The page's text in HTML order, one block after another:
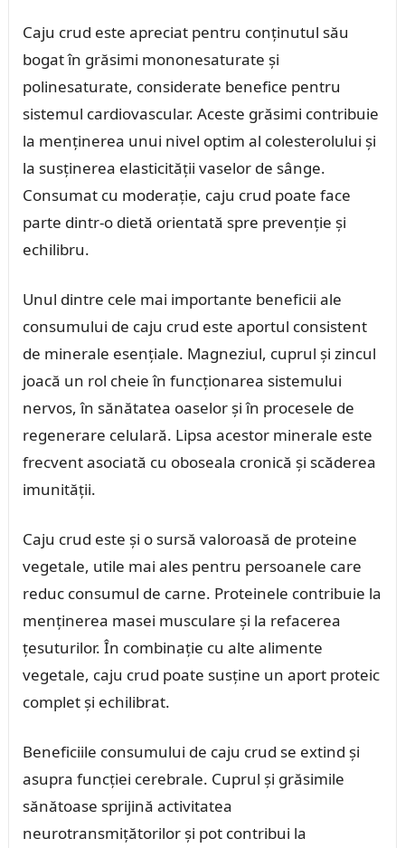
Caju crud este apreciat pentru conținutul său
bogat în grăsimi mononesaturate și
polinesaturate, considerate benefice pentru
sistemul cardiovascular. Aceste grăsimi contribuie
la menținerea unui nivel optim al colesterolului și
la susținerea elasticității vaselor de sânge.
Consumat cu moderație, caju crud poate face
parte dintr-o dietă orientată spre prevenție și
echilibru.
Unul dintre cele mai importante beneficii ale
consumului de caju crud este aportul consistent
de minerale esențiale. Magneziul, cuprul și zincul
joacă un rol cheie în funcționarea sistemului
nervos, în sănătatea oaselor și în procesele de
regenerare celulară. Lipsa acestor minerale este
frecvent asociată cu oboseala cronică și scăderea
imunității.
Caju crud este și o sursă valoroasă de proteine
vegetale, utile mai ales pentru persoanele care
reduc consumul de carne. Proteinele contribuie la
menținerea masei musculare și la refacerea
țesuturilor. În combinație cu alte alimente
vegetale, caju crud poate susține un aport proteic
complet și echilibrat.
Beneficiile consumului de caju crud se extind și
asupra funcției cerebrale. Cuprul și grăsimile
sănătoase sprijină activitatea
neurotransmițătorilor și pot contribui la